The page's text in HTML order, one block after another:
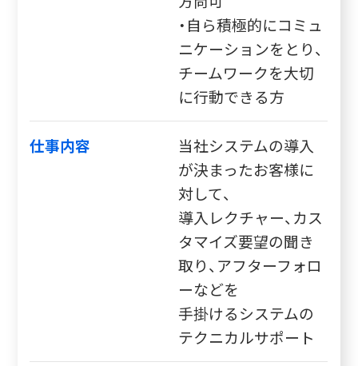
・自ら積極的にコミュ
ニケーションをとり、
チームワークを大切
に行動できる方
仕事内容
当社システムの導入
が決まったお客様に
対して、
導入レクチャー、カス
タマイズ要望の聞き
取り、アフターフォロ
ーなどを
手掛けるシステムの
テクニカルサポート